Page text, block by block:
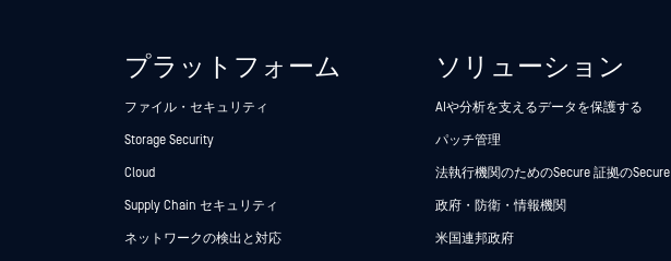
プラットフォーム
ファイル・セキュリティ
Storage Security
Cloud
Supply Chain セキュリティ
ネットワークの検出と対応
ソリューション
AIや分析を支えるデータを保護する
パッチ管理
法執行機関のためのSecure 証拠のSecure
政府・防衛・情報機関
米国連邦政府